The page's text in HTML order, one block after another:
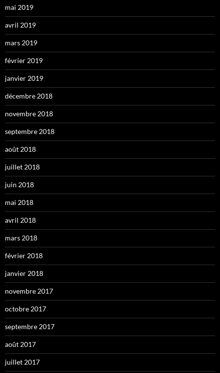
mai 2019
avril 2019
mars 2019
février 2019
janvier 2019
décembre 2018
novembre 2018
septembre 2018
août 2018
juillet 2018
juin 2018
mai 2018
avril 2018
mars 2018
février 2018
janvier 2018
novembre 2017
octobre 2017
septembre 2017
août 2017
juillet 2017